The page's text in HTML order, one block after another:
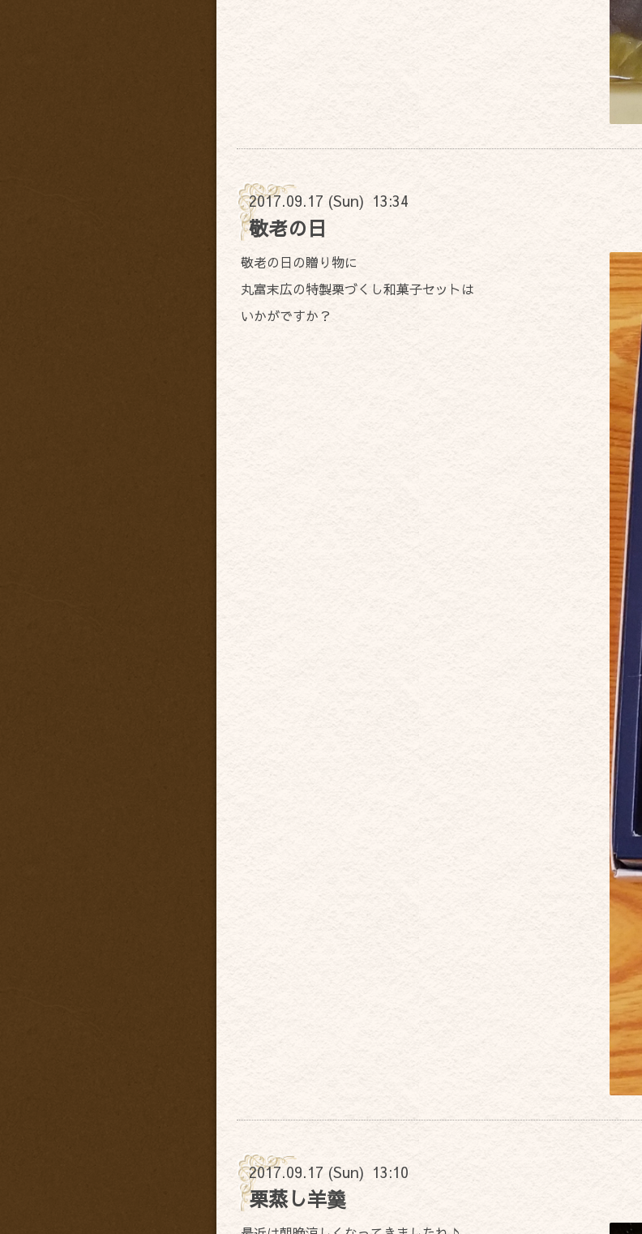
2017.09.17 (Sun) 13:34
敬老の日
敬老の日の贈り物に
丸富末広の特製栗づくし和菓子セットは
いかがですか？
2017.09.17 (Sun) 13:10
栗蒸し羊羹